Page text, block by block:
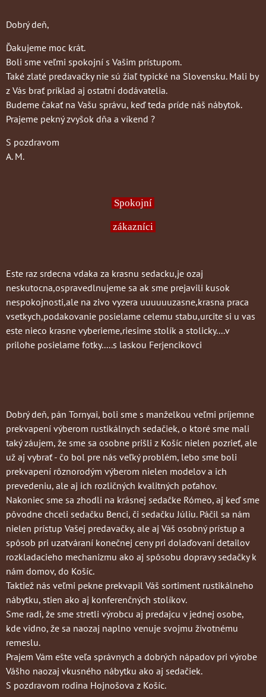
Dobrý deň,
Ďakujeme moc krát.
Boli sme veľmi spokojní s Vašim prístupom.
Také zlaté predavačky nie sú žiaľ typické na Slovensku. Mali by
z Vás brať príklad aj ostatní dodávatelia.
Budeme čakať na Vašu správu, keď teda príde náš nábytok.
Prajeme pekný zvyšok dňa a víkend ?
S pozdravom
A. M.
Spokojní
zákazníci
Este raz srdecna vdaka za krasnu sedacku,je ozaj
neskutocna,ospravedlnujeme sa ak sme prejavili kusok
nespokojnosti,ale na zivo vyzera uuuuuuzasne,krasna praca
vsetkych,podakovanie posielame celemu stabu,urcite si u vas
este nieco krasne vyberieme,riesime stolík a stolicky....v
prilohe posielame fotky.....s laskou Ferjencikovci
Dobrý deň, pán Tornyai, boli sme s manželkou veľmi príjemne
prekvapení výberom rustikálnych sedačiek, o ktoré sme mali
taký záujem, že sme sa osobne prišli z Košíc nielen pozrieť, ale
už aj vybrať - čo bol pre nás veľký problém, lebo sme boli
prekvapení rôznorodým výberom nielen modelov a ich
prevedeniu, ale aj ich rozličných kvalitných poťahov.
Nakoniec sme sa zhodli na krásnej sedačke Rómeo, aj keď sme
pôvodne chceli sedačku Benci, či sedačku Júliu. Páčil sa nám
nielen prístup Vašej predavačky, ale aj Váš osobný prístup a
spôsob pri uzatváraní konečnej ceny pri dolaďovaní detailov
rozkladacieho mechanizmu ako aj spôsobu dopravy sedačky k
nám domov, do Košíc.
Taktiež nás veľmi pekne prekvapil Váš sortiment rustikálneho
nábytku, stien ako aj konferenčných stolíkov.
Sme radi, že sme stretli výrobcu aj predajcu v jednej osobe,
kde vidno, že sa naozaj naplno venuje svojmu životnému
remeslu.
Prajem Vám ešte veľa správnych a dobrých nápadov pri výrobe
Vášho naozaj vkusného nábytku ako aj sedačiek.
S pozdravom rodina Hojnošova z Košíc.